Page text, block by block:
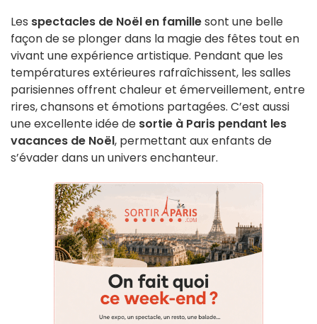
Les spectacles de Noël en famillesont une belle
façon de se plonger dans la magie des fêtes tout en
vivant une expérience artistique. Pendant que les
températures extérieures rafraîchissent, les salles
parisiennes offrent chaleur et émerveillement, entre
rires, chansons et émotions partagées. C’est aussi
une excellente idée de sortie à Paris pendant les
vacances de Noël, permettant aux enfants de
s’évader dans un univers enchanteur.